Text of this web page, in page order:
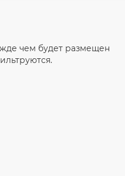
чем будет размещен